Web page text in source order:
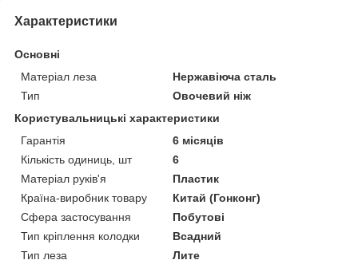
Характеристики
Основні
Матеріал леза
Нержавіюча сталь
Тип
Овочевий ніж
Користувальницькі характеристики
Гарантія
6 місяців
Кількість одиниць, шт
6
Матеріал руків'я
Пластик
Країна-виробник товару
Китай (Гонконг)
Сфера застосування
Побутові
Тип кріплення колодки
Всадний
Тип леза
Лите